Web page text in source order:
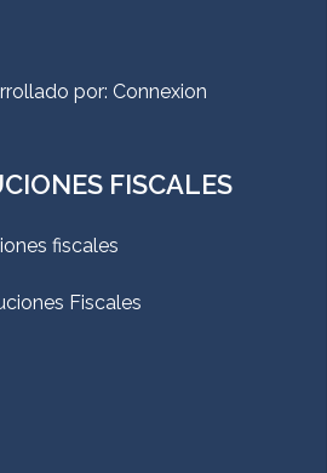
por: Connexion
FISCALES
fiscales
Fiscales